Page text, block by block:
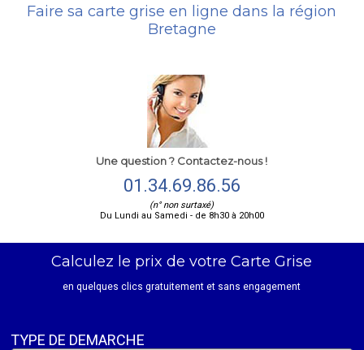
Faire sa carte grise en ligne dans la région
Bretagne
Une question ? Contactez-nous !
01.34.69.86.56
(n° non surtaxé)
Du Lundi au Samedi - de 8h30 à 20h00
Calculez le prix de votre Carte Grise
en quelques clics gratuitement et sans engagement
TYPE DE DEMARCHE